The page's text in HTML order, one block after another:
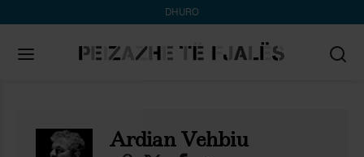
DHURO
for:
Ardian Vehbiu